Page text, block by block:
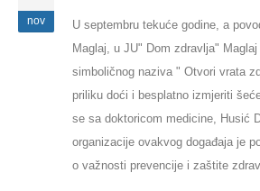
nov
U septembru tekuće godine, a
Maglaj, u JU" Dom zdravlja"
simboličnog naziva " Otvori vrata
priliku doći i besplatno izmjeriti
se sa doktoricom medicine, Husić
organizacije ovakvog događaja je
o važnosti prevencije i zaštite